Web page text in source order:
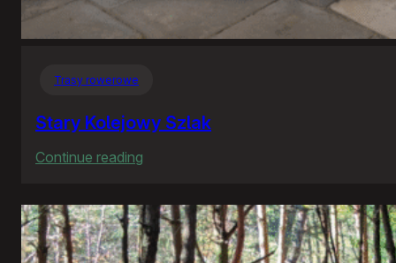
Trasy rowerowe
Stary Kolejowy Szlak
Continue reading
Kolejowy
Szlak